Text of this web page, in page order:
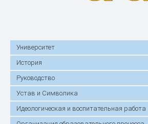
Университет
История
Руководство
Устав и Символика
Идеологическая и воспитательная работа